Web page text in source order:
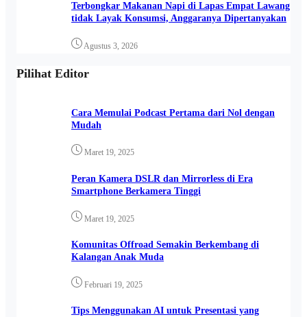
Terbongkar Makanan Napi di Lapas Empat Lawang
tidak Layak Konsumsi, Anggaranya Dipertanyakan
Agustus 3, 2026
Pilihat Editor
Cara Memulai Podcast Pertama dari Nol dengan
Mudah
Maret 19, 2025
Peran Kamera DSLR dan Mirrorless di Era
Smartphone Berkamera Tinggi
Maret 19, 2025
Komunitas Offroad Semakin Berkembang di
Kalangan Anak Muda
Februari 19, 2025
Tips Menggunakan AI untuk Presentasi yang